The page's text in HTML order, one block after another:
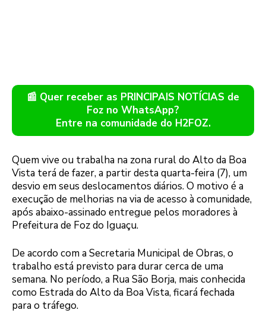
📰 Quer receber as PRINCIPAIS NOTÍCIAS de
Foz no WhatsApp?
Entre na comunidade do H2FOZ.
Quem vive ou trabalha na zona rural do Alto da Boa
Vista terá de fazer, a partir desta quarta-feira (7), um
desvio em seus deslocamentos diários. O motivo é a
execução de melhorias na via de acesso à comunidade,
após abaixo-assinado entregue pelos moradores à
Prefeitura de Foz do Iguaçu.
De acordo com a Secretaria Municipal de Obras, o
trabalho está previsto para durar cerca de uma
semana. No período, a Rua São Borja, mais conhecida
como Estrada do Alto da Boa Vista, ficará fechada
para o tráfego.